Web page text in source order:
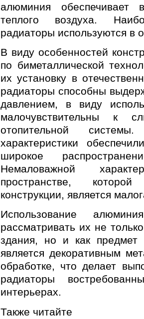
алюминия обеспечивает
теплого воздуха.
радиаторы используются в
В виду особенностей
по биметаллической
их установку в
радиаторы способны
давлением, в виду
малочувствительны к
отопительной
характеристики
широкое
Немаловажной
пространстве,
конструкции, является
Использование
рассматривать их не
здания, но и как
является декоративным
обработке, что делает
радиаторы
интерьерах.
Также читайте